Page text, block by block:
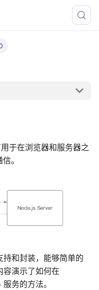
于在浏览器和服务器之
。
和封装，能够简单的
演示了如何在
务的方法。